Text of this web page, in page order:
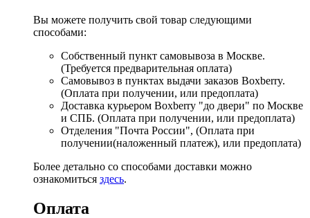
Вы можете получить свой товар следующими
способами:
Собственный пункт самовывоза в Москве.
(Требуется предварительная оплата)
Самовывоз в пунктах выдачи заказов Boxberry.
(Оплата при получении, или предоплата)
Доставка курьером Boxberry "до двери" по Москве
и СПБ. (Оплата при получении, или предоплата)
Отделения "Почта России", (Оплата при
получении(наложенный платеж), или предоплата)
Более детально со способами доставки можно
ознакомиться здесь.
Оплата